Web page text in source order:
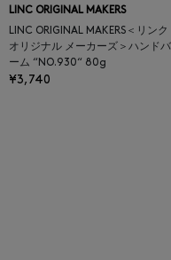
LINC ORIGINAL MAKERS
LINC ORIGINAL MAKERS＜リンク
オリジナル メーカーズ＞ハンドバ
ーム “NO.930“ 80g
¥3,740